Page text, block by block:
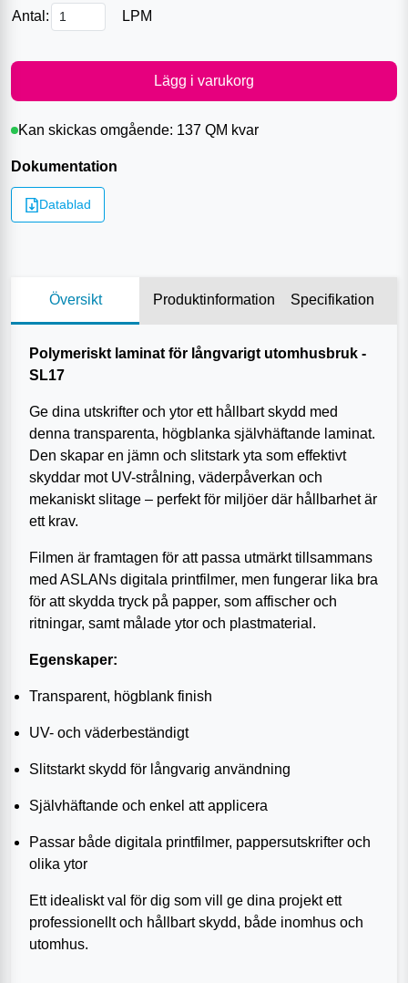
Antal: LPM
Lägg i varukorg
Kan skickas omgående: 137 QM kvar
Dokumentation
Datablad
Översikt Produktinformation Specifikation
Polymeriskt laminat för långvarigt utomhusbruk -
SL17
Ge dina utskrifter och ytor ett hållbart skydd med
denna transparenta, högblanka självhäftande laminat.
Den skapar en jämn och slitstark yta som effektivt
skyddar mot UV-strålning, väderpåverkan och
mekaniskt slitage – perfekt för miljöer där hållbarhet är
ett krav.
Filmen är framtagen för att passa utmärkt tillsammans
med ASLANs digitala printfilmer, men fungerar lika bra
för att skydda tryck på papper, som affischer och
ritningar, samt målade ytor och plastmaterial.
Egenskaper:
Transparent, högblank finish
UV- och väderbeständigt
Slitstarkt skydd för långvarig användning
Självhäftande och enkel att applicera
Passar både digitala printfilmer, pappersutskrifter och
olika ytor
Ett idealiskt val för dig som vill ge dina projekt ett
professionellt och hållbart skydd, både inomhus och
utomhus.